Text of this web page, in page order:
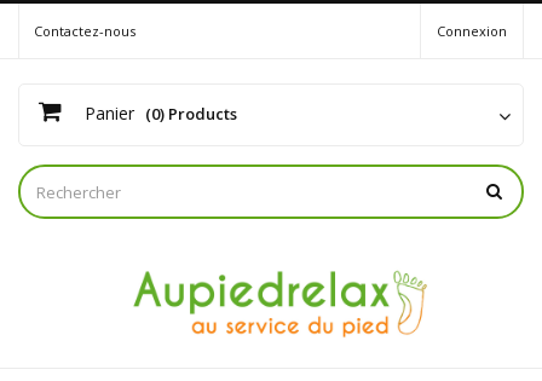
Contactez-nous Connexion
Panier (0) Products